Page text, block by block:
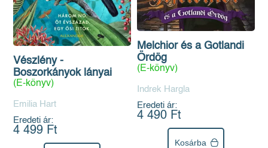
Vészlény -
Boszorkányok lányai
(E-könyv)
Emilia Hart
Eredeti ár:
4 499 Ft
Melchior és a Gotlandi
Ördög
(E-könyv)
Indrek Hargla
Eredeti ár:
4 490 Ft
Kosárba